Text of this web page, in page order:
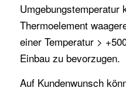
Umgebungstemperatur
Thermoelement
einer Temperatur >
Einbau zu bevorzugen.
Auf Kundenwunsch